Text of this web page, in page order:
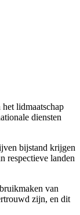
lidmaatschap
diensten
bijstand krijgen
respectieve landen
van
zijn, en dit